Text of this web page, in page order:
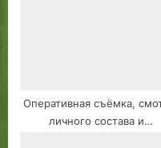
Оперативная съёмка,
личного состава и